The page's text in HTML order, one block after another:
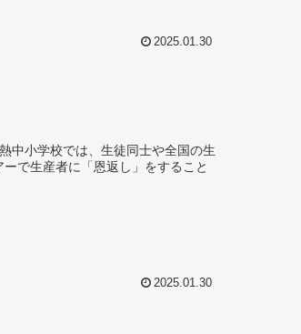
2025.01.30
中小学校では、生徒同士や全国の生
で生産者に「恩返し」をすること
2025.01.30